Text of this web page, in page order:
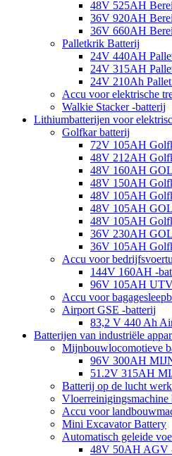
48V 525AH
36V 920AH
36V 660AH
Palletkrik Batterij
24V 440AH
24V 315AH
24V 210Ah
Accu voor elektrische
Walkie Stacker -batterij
Lithiumbatterijen voor
Golfkar batterij
72V 105AH
48V 212AH
48V 160AH
48V 150AH
48V 105AH
48V 105AH
48V 105AH
36V 230AH
36V 105AH
Accu voor
144V 160AH -
96V 105AH
Accu voor
Airport GSE -batterij
83,2 V 440 Ah
Batterijen van industriële
Mijnbouwlocomotieve
96V 300AH
51.2V 315AH
Batterij op de lucht
Vloerreinigingsmachine
Accu voor
Mini Excavator Battery
Automatisch geleide
48V 50AH AGV